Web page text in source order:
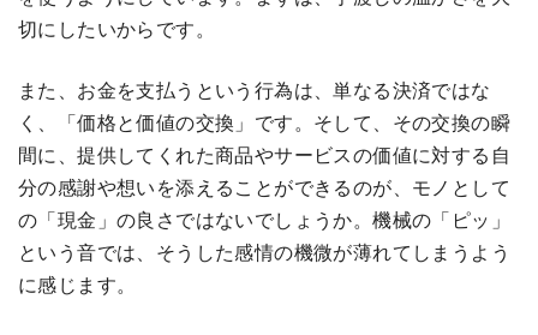
切にしたいからです。
また、お金を支払うという行為は、単なる決済ではな
く、「価格と価値の交換」です。そして、その交換の瞬
間に、提供してくれた商品やサービスの価値に対する自
分の感謝や想いを添えることができるのが、モノとして
の「現金」の良さではないでしょうか。機械の「ピッ」
という音では、そうした感情の機微が薄れてしまうよう
に感じます。